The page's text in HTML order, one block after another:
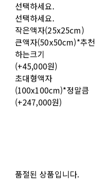
선택하세요.
선택하세요.
작은액자(25x25cm)
큰액자(50x50cm)*추천
하는크기
(+45,000원)
초대형액자
(100x100cm)*정말큼
(+247,000원)
품절된 상품입니다.